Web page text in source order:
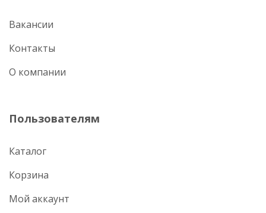
Вакансии
Контакты
О компании
Пользователям
Каталог
Корзина
Мой аккаунт